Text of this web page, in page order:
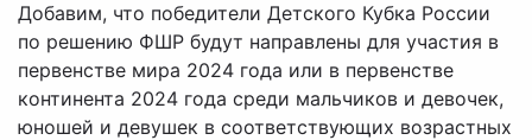
Добавим, что победители Детского Кубка России
по решению ФШР будут направлены для участия в
первенстве мира 2024 года или в первенстве
континента 2024 года среди мальчиков и девочек,
юношей и девушек в соответствующих возрастных